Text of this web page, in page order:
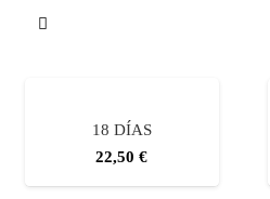
18 DÍAS
22,50 €